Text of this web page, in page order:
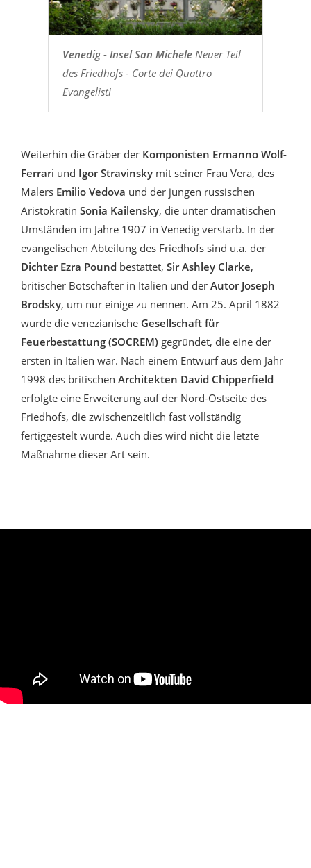
Venedig - Insel San MicheleNeuer Teil
des Friedhofs - Corte dei Quattro
Evangelisti
Weiterhin die Gräber der Komponisten Ermanno Wolf-
Ferrari und Igor Stravinsky mit seiner Frau Vera, des
Malers Emilio Vedova und der jungen russischen
Aristokratin Sonia Kailensky, die unter dramatischen
Umständen im Jahre 1907 in Venedig verstarb. In der
evangelischen Abteilung des Friedhofs sind u.a. der
Dichter Ezra Pound bestattet, Sir Ashley Clarke,
britischer Botschafter in Italien und der Autor Joseph
Brodsky, um nur einige zu nennen. Am 25. April 1882
wurde die venezianische Gesellschaft für
Feuerbestattung (SOCREM) gegründet, die eine der
ersten in Italien war. Nach einem Entwurf aus dem Jahr
1998 des britischen Architekten David Chipperfield
erfolgte eine Erweiterung auf der Nord-Ostseite des
Friedhofs, die zwischenzeitlich fast vollständig
fertiggestelt wurde. Auch dies wird nicht die letzte
Maßnahme dieser Art sein.